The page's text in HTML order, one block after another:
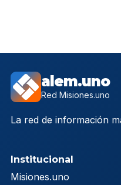
alem.uno
Red Misiones.uno
La red de información
Institucional
Misiones.uno